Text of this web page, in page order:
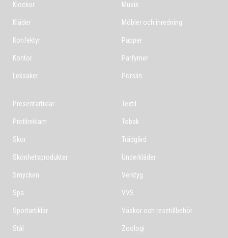
Klockor
Kläder
Konfektyr
Kontor
Leksaker
Musik
Möbler och inredning
Papper
Parfymer
Porslin
Presentartiklar
Profilreklam
Skor
Skönhetsprodukter
Smycken
Spa
Sportartiklar
Stål
Textil
Tobak
Trädgård
Underkläder
Verktyg
VVS
Väskor och resetillbehör
Zoologi